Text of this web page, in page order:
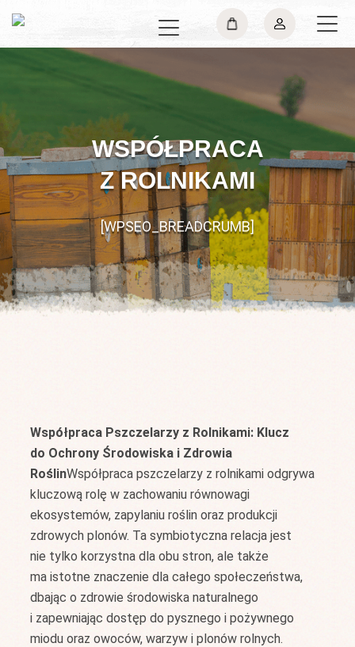
WSPÓŁPRACA
Z ROLNIKAMI
[WPSEO_BREADCRUMB]
Współpraca Pszczelarzy z Rolnikami: Klucz
do Ochrony Środowiska i Zdrowia
RoślinWspółpraca pszczelarzy z rolnikami odgrywa
kluczową rolę w zachowaniu równowagi
ekosystemów, zapylaniu roślin oraz produkcji
zdrowych plonów. Ta symbiotyczna relacja jest
nie tylko korzystna dla obu stron, ale także
ma istotne znaczenie dla całego społeczeństwa,
dbając o zdrowie środowiska naturalnego
i zapewniając dostęp do pysznego i pożywnego
miodu oraz owoców, warzyw i plonów rolnych.